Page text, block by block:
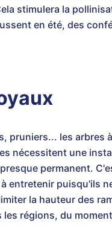
stimulera la
en été, des
pruniers... les
nécessitent une
permanent.
entretenir puisqu'ils
la hauteur des
régions, du